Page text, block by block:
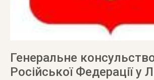
Генеральне
Російської Федерації у